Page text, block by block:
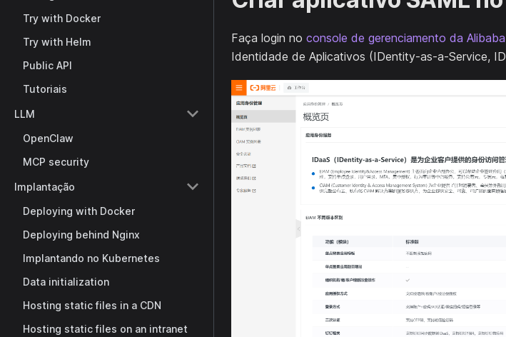
Try with Docker
Try with Helm
Public API
Tutoriais
LLM
OpenClaw
MCP security
Implantação
Deploying with Docker
Deploying behind Nginx
Implantando no Kubernetes
Data initialization
Hosting static files in a CDN
Hosting static files on an intranet
Faça login no console de gerenciamento da
Identidade de Aplicativos (IDentity-as-a-Service,